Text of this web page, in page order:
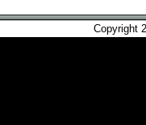
Copyright